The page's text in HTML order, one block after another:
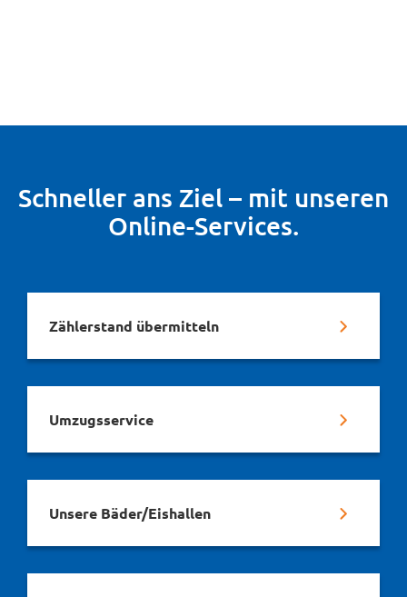
Schneller ans Ziel – mit unseren
Online-Services.
Zählerstand übermitteln
Umzugsservice
Unsere Bäder/Eishallen